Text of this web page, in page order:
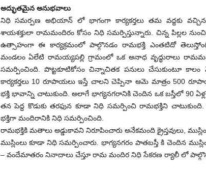
అద్భుతమైన అనుభవాలు
నిధి సమర్పణ అభియాన్ లో భాగంగా కార్యకర్తలు తమ వద్దకు
శాయశక్తులా రామమందిరం కోసం నిధి సమర్పిస్తున్నారు. చిన్న పిల్లల
ఉత్సాహంగా ఈ కార్యక్రమంలో పాల్గొనడం రామభక్తి ఎంతటిదో
మండలం ఏలేటి రామయ్యపల్లి గ్రామంలో ఒక అనాధ వృద్ధురాలు
సమర్పించింది. పొట్టకూటికోసం చిన్నాచితక పనులు చేసుకుంటూ కాలం
కార్యకర్తలు 10 రూపాయలు ఇస్తే చాలని చెప్పినా ఆమె మాత్రం 500
భక్తి భావాన్ని చాటుకుంది. అలాగే భాగ్యనగరానికి చెందిన ఒక బస్తీలో 90
తన పెద్ద కొడుకు తరఫున కూడా నిధి సమర్పించి రామభక్తిని
భక్తిగా మందిరానికి నిధి సమర్పించింది.
రామభక్తికి మతాలు అడ్డుకావని నిరూపించారు అనేకమంది క్రైస్తవులు,
ముస్లింలు కూడా నిధి సమర్పించారు. భాగ్యనగరం పాతబస్తీ కి చెందిన
– వందేమాతరం నినాదాలు చేస్తూ రామ మందిర నిధి సేకరణ ర్యాలీ లో